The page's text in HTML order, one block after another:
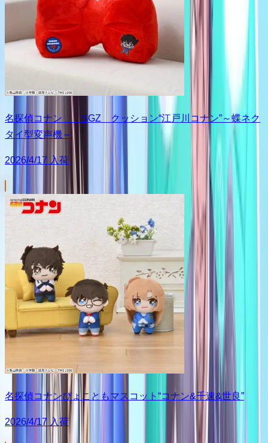
名探偵コナン SGZ クッション“江戸川コナン”～蝶ネク
タイ型変声機～
2026/4/17 入荷
名探偵コナンぴょこともマスコット“コナン&千速&世良”
2026/4/17 入荷